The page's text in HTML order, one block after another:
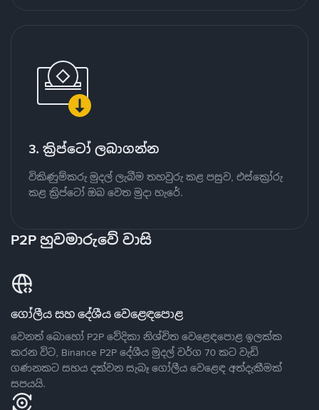
3. ක්‍රිප්ටෝ ලබාගන්න
විකිණුම්කරු මුදල් ලැබීම තහවුරු කළ පසුව, එස්ක්‍රෝරු
කළ ක්‍රිප්ටෝ ඔබ වෙත මුදා හැරේ.
P2P හුවමාරුවේ වාසි
ගෝලීය සහ දේශීය වෙළෙඳපොළ
වෙනත් බොහෝ P2P වේදිකා නිශ්චිත වෙළෙඳපොළ ඉලක්ක
කරන විට, Binance P2P දේශීය මුදල් වර්ග 70 කට වැඩි
ගණනකට සහය දක්වන සැබෑ ගෝලීය වෙළෙඳ අත්දැකීමක්
සපයයි.